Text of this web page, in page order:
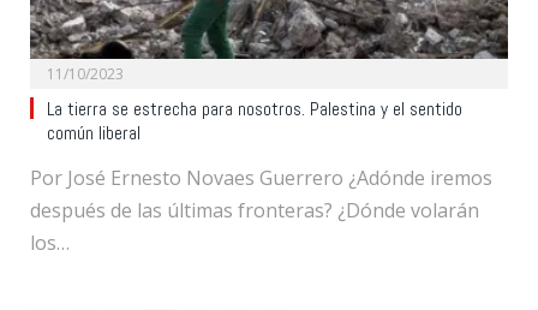
11/10/2023
La tierra se estrecha para nosotros. Palestina y el sentido
común liberal
Por José Ernesto Novaes Guerrero ¿Adónde iremos
después de las últimas fronteras? ¿Dónde volarán
los…